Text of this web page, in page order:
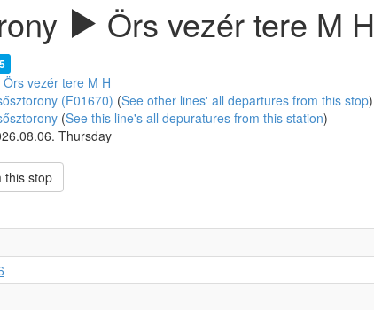
Örs vezér tere M H
Örs vezér tere M H
(F01670) (See other lines' all departures from this stop)
(See this line's all depuratures from this station)
Thursday
this stop